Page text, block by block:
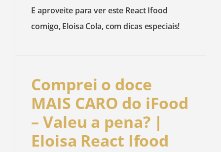
E aproveite para ver este React Ifood
comigo, Eloisa Cola, com dicas especiais!
Comprei o doce
MAIS CARO do iFood
– Valeu a pena? |
Eloisa React Ifood